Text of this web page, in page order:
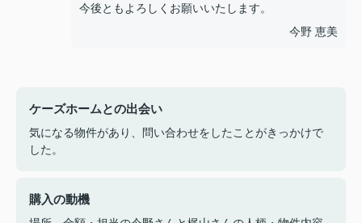
今後ともよろしくお願いいたします。
今野 恵美
ケーズホームとの出会い
気になる物件があり、問い合わせをしたことがきっかけで
した。
購入の動機